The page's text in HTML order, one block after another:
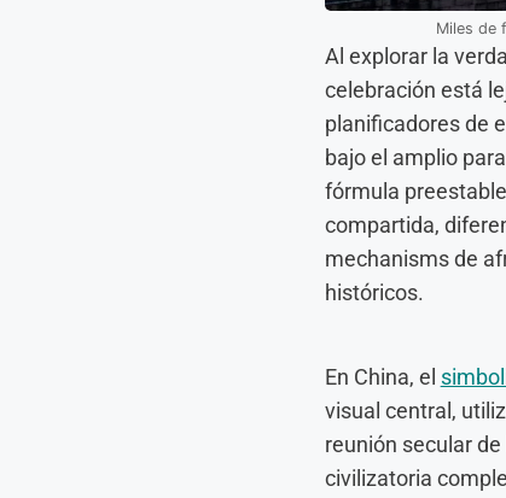
Miles de
Al explorar la
celebración está
planificadores de
bajo el amplio
fórmula
compartida,
mechanisms de
históricos.
En China, el
visual central,
reunión secular
civilizatoria